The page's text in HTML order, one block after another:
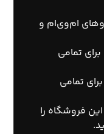
ام‌وی‌ام و
تمامی
تمامی
فروشگاه را